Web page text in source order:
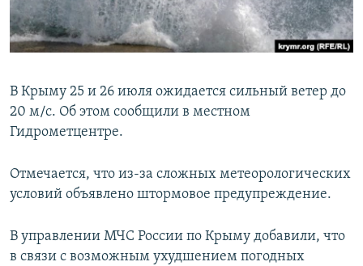
ПОБЕДИТЕЛЕЙ НЕ СУДЯТ?
КРЫМ.НЕПОКОРЕННЫЙ
УКРАИНСКАЯ ПРОБЛЕМА КРЫМА
ПРИСОЕДИНЯЙТЕСЬ!
В Крыму 25 и 26 июля ожидается сильный ветер до
20 м/с. Об этом сообщили в местном
Гидрометцентре.
Отмечается, что из-за сложных метеорологических
условий объявлено штормовое предупреждение.
В управлении МЧС России по Крыму добавили, что
в связи с возможным ухудшением погодных